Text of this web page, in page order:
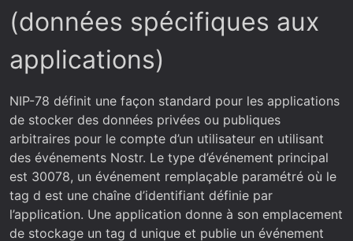
(données spécifiques aux
applications)
NIP-78 définit une façon standard pour les applications
de stocker des données privées ou publiques
arbitraires pour le compte d’un utilisateur en utilisant
des événements Nostr. Le type d’événement principal
est 30078, un événement remplaçable paramétré où le
tag d est une chaîne d’identifiant définie par
l’application. Une application donne à son emplacement
de stockage un tag d unique et publie un événement